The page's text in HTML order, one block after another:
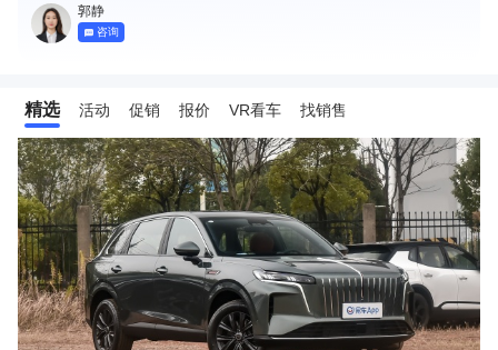
郭静
咨询
精选 活动 促销 报价 VR看车 找销售